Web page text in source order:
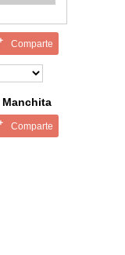
Comparte
Manchita
Comparte